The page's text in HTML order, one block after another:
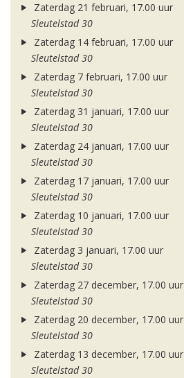
Zaterdag 21 februari, 17.00 uur
Sleutelstad 30
Zaterdag 14 februari, 17.00 uur
Sleutelstad 30
Zaterdag 7 februari, 17.00 uur
Sleutelstad 30
Zaterdag 31 januari, 17.00 uur
Sleutelstad 30
Zaterdag 24 januari, 17.00 uur
Sleutelstad 30
Zaterdag 17 januari, 17.00 uur
Sleutelstad 30
Zaterdag 10 januari, 17.00 uur
Sleutelstad 30
Zaterdag 3 januari, 17.00 uur
Sleutelstad 30
Zaterdag 27 december, 17.00 uur
Sleutelstad 30
Zaterdag 20 december, 17.00 uur
Sleutelstad 30
Zaterdag 13 december, 17.00 uur
Sleutelstad 30